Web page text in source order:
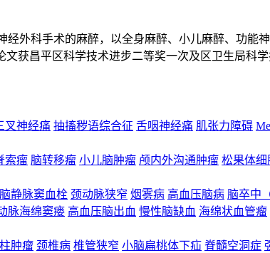
外科手术的麻醉，以全身麻醉、小儿麻醉、功能
获昌平区科学技术进步二等奖一次及区卫生局科
叉神经痛 抽搐秽语综合征 舌咽神经痛 肌张力障碍
索瘤 脑转移瘤 小儿脑肿瘤 颅内外沟通肿瘤 松果体细
脑静脉窦血栓 颈动脉狭窄 烟雾病 高血压脑病 脑卒中
脉海绵窦瘘 高血压脑出血 慢性脑缺血 海绵状血管瘤
肿瘤 颈椎病 椎管狭窄 小脑扁桃体下疝 脊髓空洞症